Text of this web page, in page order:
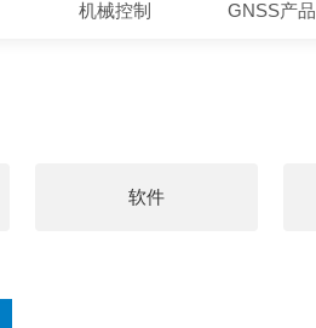
机械控制 GNSS产品
软件